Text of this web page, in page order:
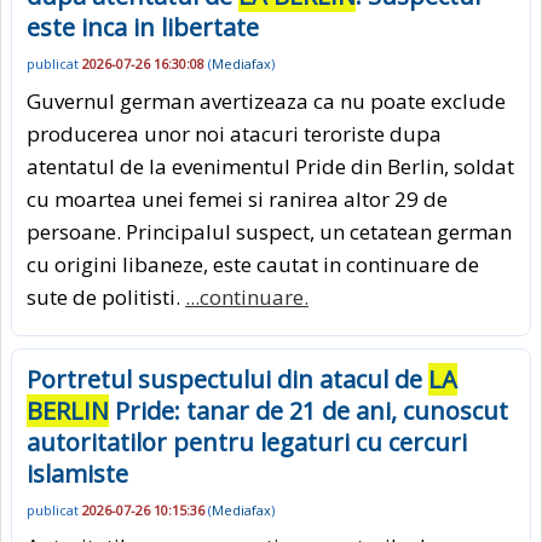
este inca in libertate
publicat 2026-07-26 16:30:08 (Mediafax)
Guvernul german avertizeaza ca nu poate exclude
producerea unor noi atacuri teroriste dupa
atentatul de la evenimentul Pride din Berlin, soldat
cu moartea unei femei si ranirea altor 29 de
persoane. Principalul suspect, un cetatean german
cu origini libaneze, este cautat in continuare de
sute de politisti. ...continuare.
Portretul suspectului din atacul de LA
BERLIN Pride: tanar de 21 de ani, cunoscut
autoritatilor pentru legaturi cu cercuri
islamiste
publicat 2026-07-26 10:15:36(Mediafax)